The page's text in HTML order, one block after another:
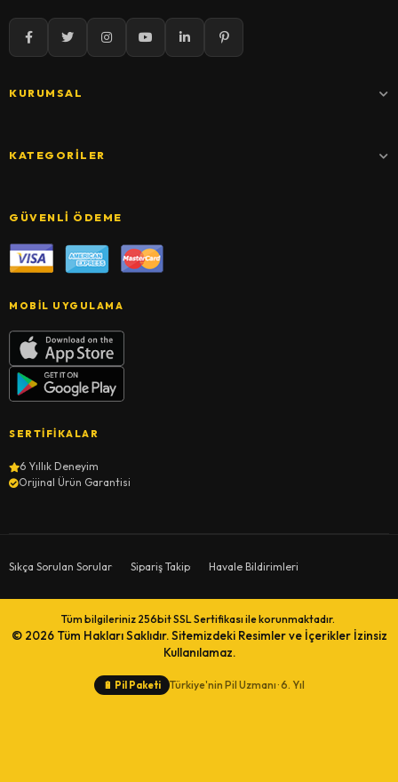
KURUMSAL
KATEGORILER
GÜVENLI ÖDEME
MOBIL UYGULAMA
SERTIFIKALAR
6 Yıllık Deneyim
Orijinal Ürün Garantisi
Sıkça Sorulan Sorular Sipariş Takip Havale Bildirimleri
Tüm bilgileriniz 256bit SSL Sertifikası ile korunmaktadır.
© 2026 Tüm Hakları Saklıdır. Sitemizdeki Resimler ve İçerikler İzinsiz
Kullanılamaz.
🔋 Pil Paketi Türkiye'nin Pil Uzmanı · 6. Yıl